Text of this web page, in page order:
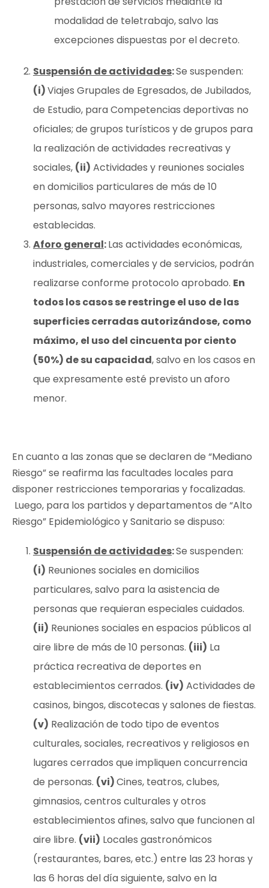
modalidad de teletrabajo, salvo las
excepciones dispuestas por el decreto.
Suspensión de actividades:Se suspenden:
(i)Viajes Grupales de Egresados, de Jubilados,
de Estudio, para Competencias deportivas no
oficiales; de grupos turísticos y de grupos para
la realización de actividades recreativas y
sociales, (ii) Actividades y reuniones sociales
en domicilios particulares de más de 10
personas, salvo mayores restricciones
establecidas.
Aforo general:Las actividades económicas,
industriales, comerciales y de servicios, podrán
realizarse conforme protocolo aprobado. En
todos los casos se restringe el uso de las
superficies cerradas autorizándose, como
máximo, el uso del cincuenta por ciento
(50%) de su capacidad, salvo en los casos en
que expresamente esté previsto un aforo
menor.
En cuanto a las zonas que se declaren de “Mediano
Riesgo” se reafirma las facultades locales para
disponer restricciones temporarias y focalizadas.
Luego, para los partidos y departamentos de “Alto
Riesgo” Epidemiológico y Sanitario se dispuso:
Suspensión de actividades:Se suspenden:
(i) Reuniones sociales en domicilios
particulares, salvo para la asistencia de
personas que requieran especiales cuidados.
(ii) Reuniones sociales en espacios públicos al
aire libre de más de 10 personas. (iii) La
práctica recreativa de deportes en
establecimientos cerrados. (iv) Actividades de
casinos, bingos, discotecas y salones de fiestas.
(v) Realización de todo tipo de eventos
culturales, sociales, recreativos y religiosos en
lugares cerrados que impliquen concurrencia
de personas. (vi)Cines, teatros, clubes,
gimnasios, centros culturales y otros
establecimientos afines, salvo que funcionen al
aire libre. (vii) Locales gastronómicos
(restaurantes, bares, etc.) entre las 23 horas y
las 6 horas del día siguiente, salvo en la